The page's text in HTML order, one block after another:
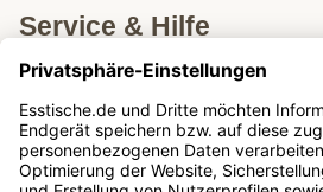
Service & Hilfe
Lieferung nach
Tische ausziehbar